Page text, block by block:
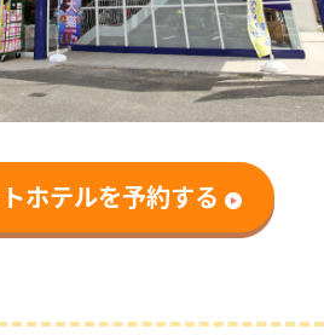
ホテルを予約する